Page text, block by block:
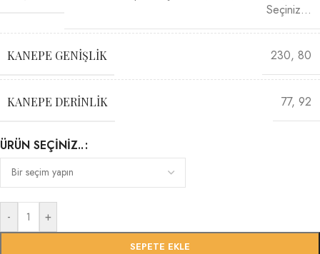
Seçiniz…
KANEPE GENIŞLIK 230, 80
KANEPE DERINLIK 77, 92
ÜRÜN SEÇINIZ..
- +
SEPETE EKLE